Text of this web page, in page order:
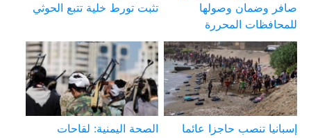
صافر وضمان وصولها
للمحافظات المحررة
تثبت تورط خلية تتبع الحوثي
إسبانيا تنصب حاجزا عائما
الصحة اليمنية: لقاحات